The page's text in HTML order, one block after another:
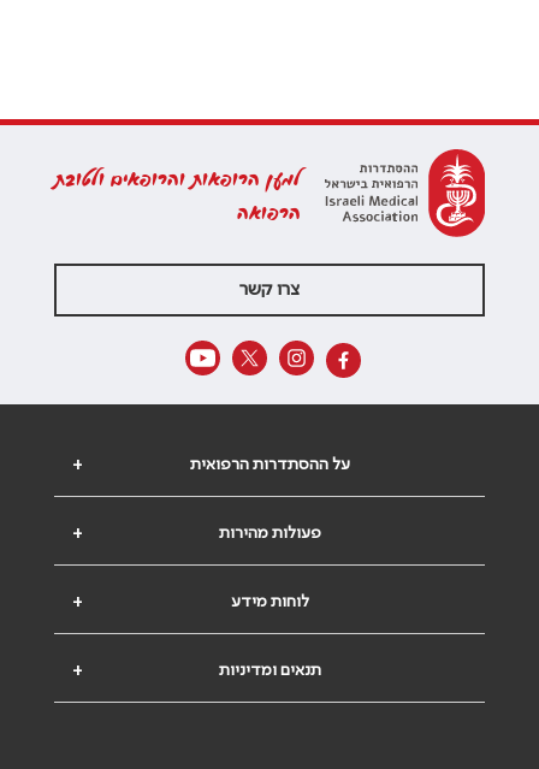
למען הרופאות והרופאים ולטובת
הרפואה
צרו קשר
+ על ההסתדרות הרפואית
+ פעולות מהירות
+ לוחות מידע
+ תנאים ומדיניות